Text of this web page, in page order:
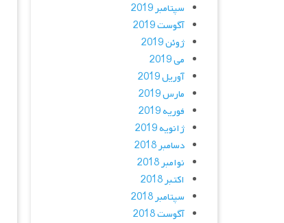
سپتامبر 2019
آگوست 2019
ژوئن 2019
می 2019
آوریل 2019
مارس 2019
فوریه 2019
ژانویه 2019
دسامبر 2018
نوامبر 2018
اکتبر 2018
سپتامبر 2018
آگوست 2018